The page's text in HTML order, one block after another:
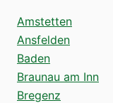
Amstetten
Ansfelden
Baden
Braunau am Inn
Bregenz